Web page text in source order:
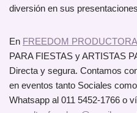
diversión en sus
En FREEDOM PRODUCTORA
PARA FIESTAS y ARTISTAS
Directa y segura. Contamos
en eventos tanto Sociales
Whatsapp al 011 5452-1766 o